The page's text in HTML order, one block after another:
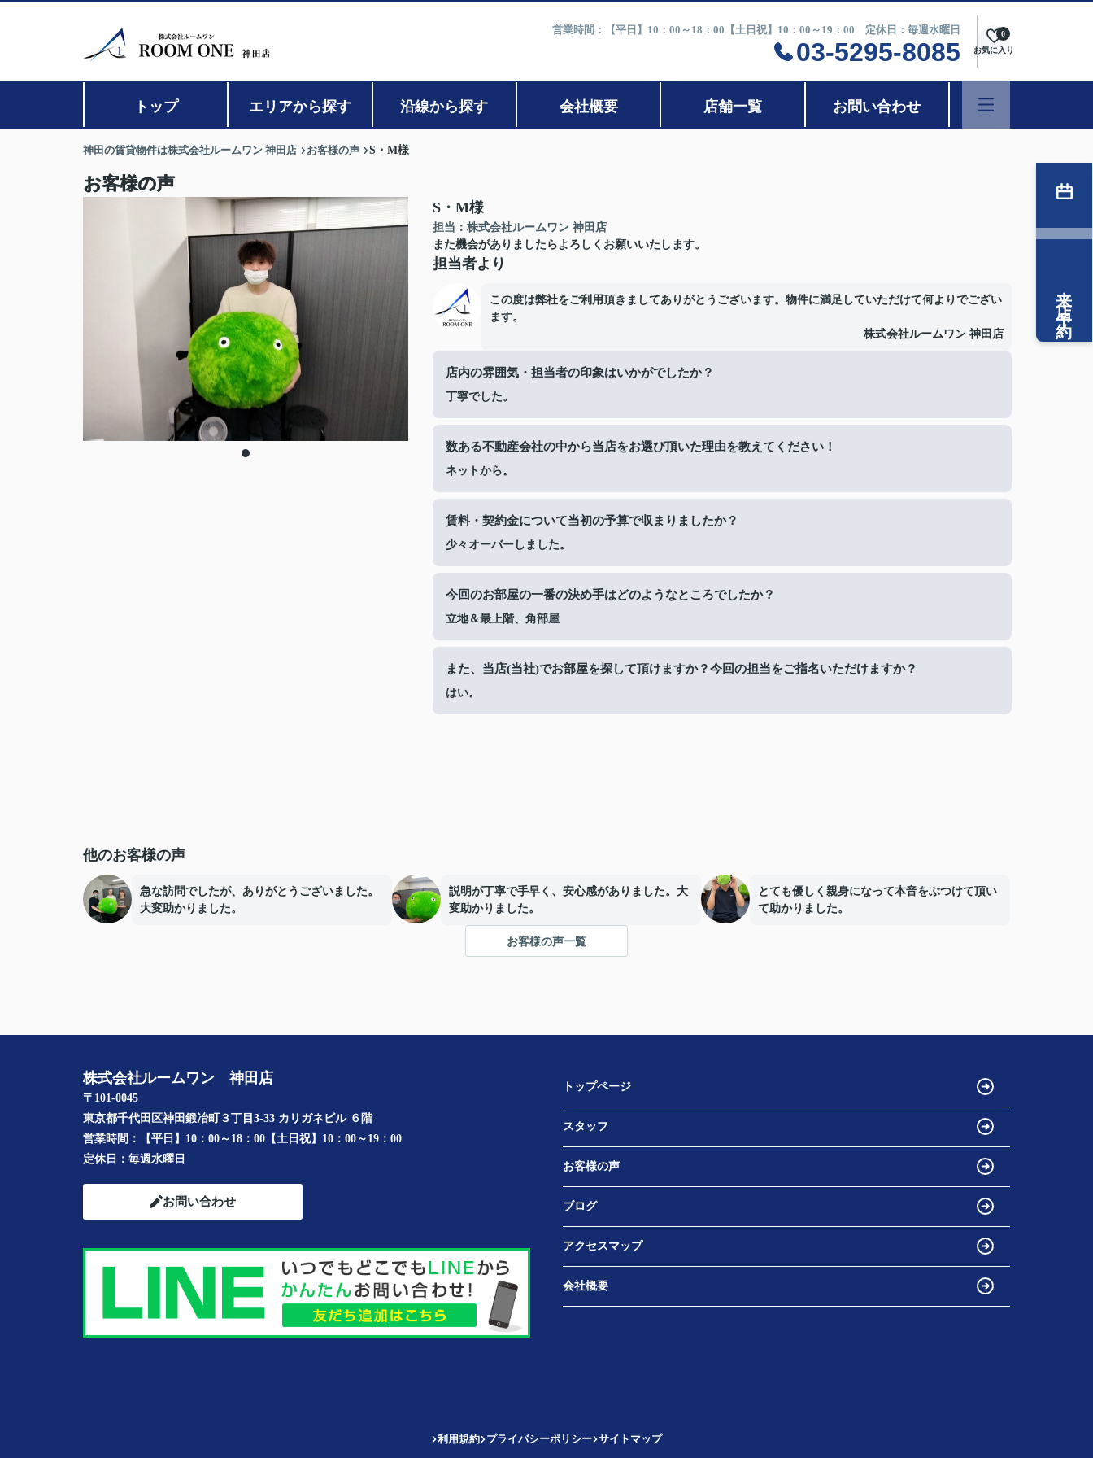
営業時間：【平日】10：00～18：00【土日祝】10：00～19：00 定休日：毎週水曜日
03-5295-8085 お気に入り
0
トップ エリアから探す 沿線から探す 会社概要 店舗一覧 お問い合わせ
神田の賃貸物件は株式会社ルームワン 神田店 お客様の声 S・M様
お客様の声
S・M様
担当：株式会社ルームワン 神田店
また機会がありましたらよろしくお願いいたします。
担当者より
この度は弊社をご利用頂きましてありがとうございます。物件に満足していただけて何よりでござい
ます。
株式会社ルームワン 神田店
店内の雰囲気・担当者の印象はいかがでしたか？
丁寧でした。
数ある不動産会社の中から当店をお選び頂いた理由を教えてください！
ネットから。
賃料・契約金について当初の予算で収まりましたか？
少々オーバーしました。
今回のお部屋の一番の決め手はどのようなところでしたか？
立地＆最上階、角部屋
また、当店(当社)でお部屋を探して頂けますか？今回の担当をご指名いただけますか？
はい。
他のお客様の声
急な訪問でしたが、ありがとうございました。
大変助かりました。
説明が丁寧で手早く、安心感がありました。大
変助かりました。
とても優しく親身になって本音をぶつけて頂い
て助かりました。
お客様の声一覧
来店予約
株式会社ルームワン 神田店
〒101-0045
東京都千代田区神田鍛冶町３丁目3-33 カリガネビル ６階
営業時間：
【平日】10：00～18：00【土日祝】10：00～19：00
定休日： 毎週水曜日
お問い合わせ
トップページ
スタッフ
お客様の声
ブログ
アクセスマップ
会社概要
利用規約 プライバシーポリシー サイトマップ